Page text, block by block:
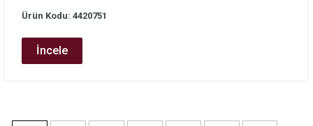
Ürün Kodu: 4420751
İncele